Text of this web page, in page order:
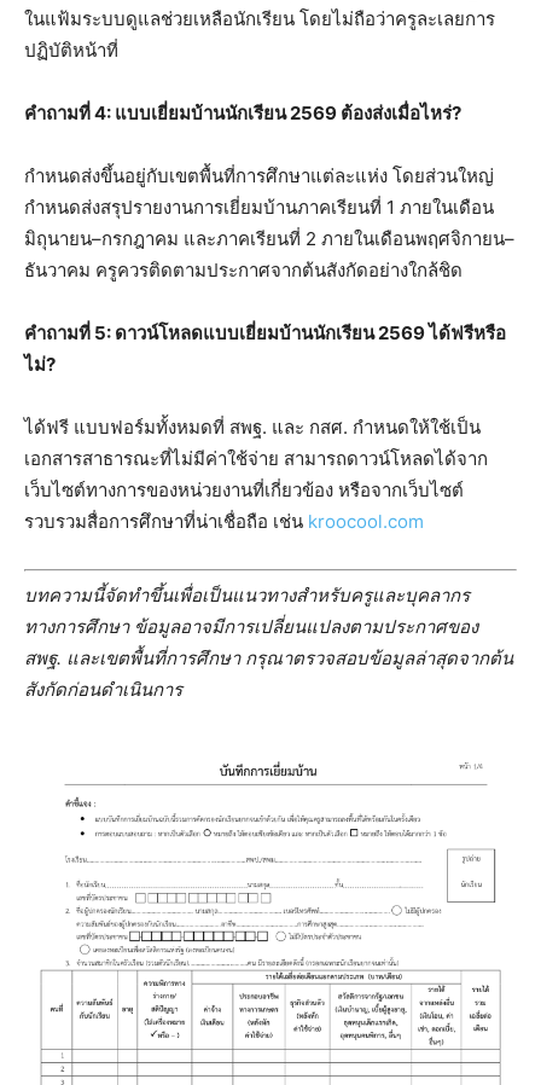
ในแฟ้มระบบดูแลช่วยเหลือนักเรียน โดยไม่ถือว่าครูละเลยการ
ปฏิบัติหน้าที่
คำถามที่ 4: แบบเยี่ยมบ้านนักเรียน 2569 ต้องส่งเมื่อไหร่?
กำหนดส่งขึ้นอยู่กับเขตพื้นที่การศึกษาแต่ละแห่ง โดยส่วนใหญ่
กำหนดส่งสรุปรายงานการเยี่ยมบ้านภาคเรียนที่ 1 ภายในเดือน
มิถุนายน–กรกฎาคม และภาคเรียนที่ 2 ภายในเดือนพฤศจิกายน–
ธันวาคม ครูควรติดตามประกาศจากต้นสังกัดอย่างใกล้ชิด
คำถามที่ 5: ดาวน์โหลดแบบเยี่ยมบ้านนักเรียน 2569 ได้ฟรีหรือ
ไม่?
ได้ฟรี แบบฟอร์มทั้งหมดที่ สพฐ. และ กสศ. กำหนดให้ใช้เป็น
เอกสารสาธารณะที่ไม่มีค่าใช้จ่าย สามารถดาวน์โหลดได้จาก
เว็บไซต์ทางการของหน่วยงานที่เกี่ยวข้อง หรือจากเว็บไซต์
รวบรวมสื่อการศึกษาที่น่าเชื่อถือ เช่น kroocool.com
บทความนี้จัดทำขึ้นเพื่อเป็นแนวทางสำหรับครูและบุคลากร
ทางการศึกษา ข้อมูลอาจมีการเปลี่ยนแปลงตามประกาศของ
สพฐ. และเขตพื้นที่การศึกษา กรุณาตรวจสอบข้อมูลล่าสุดจากต้น
สังกัดก่อนดำเนินการ